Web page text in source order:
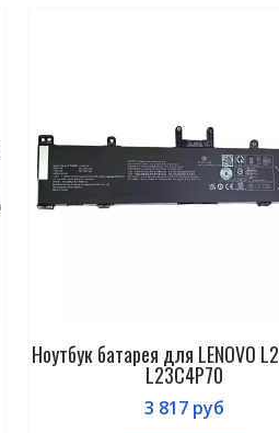
Ноутбук батарея для LENOVO
L23C4P70
3 817 руб